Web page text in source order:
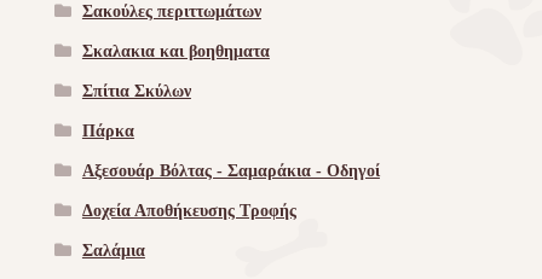
Σακούλες περιττωμάτων
Σκαλακια και βοηθηματα
Σπίτια Σκύλων
Πάρκα
Αξεσουάρ Βόλτας - Σαμαράκια - Οδηγοί
Δοχεία Αποθήκευσης Τροφής
Σαλάμια